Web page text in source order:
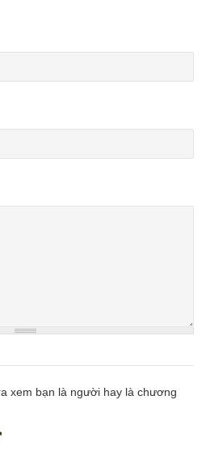
xem bạn là người hay là chương